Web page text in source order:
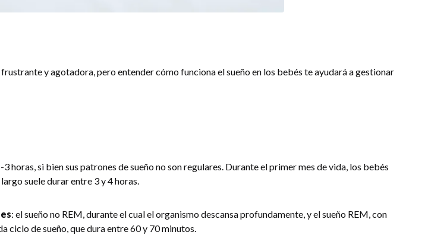
y agotadora, pero entender cómo funciona el sueño en los bebés te ayudará a gestionar
horas, si bien sus patrones de sueño no son regulares. Durante el primer mes de vida, los bebés
suele durar entre 3 y 4 horas.
: el sueño no REM, durante el cual el organismo descansa profundamente, y el sueño REM, con
ciclo de sueño, que dura entre 60 y 70 minutos.